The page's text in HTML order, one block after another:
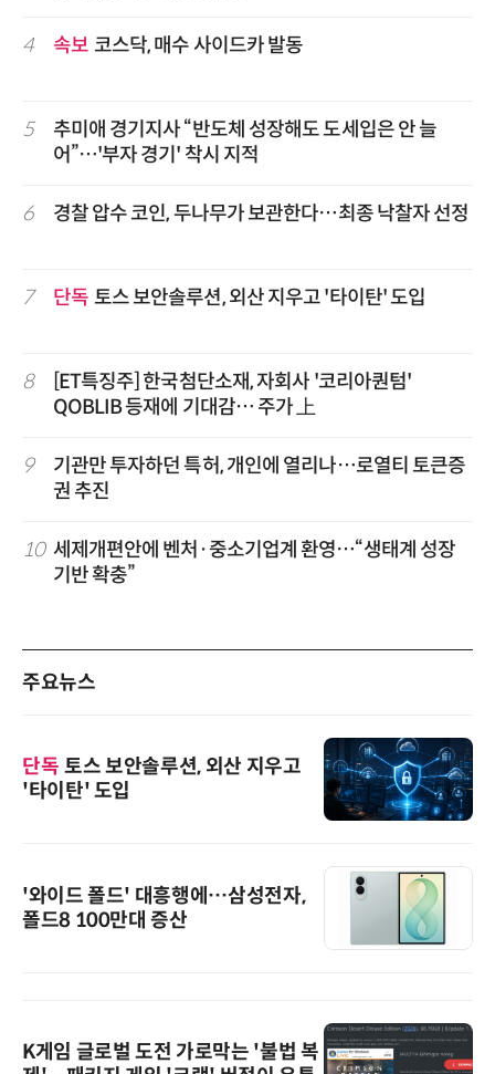
4 속보 코스닥, 매수 사이드카 발동
5
추미애 경기지사 “반도체 성장해도 도세입은 안 늘
어”…'부자 경기' 착시 지적
6 경찰 압수 코인, 두나무가 보관한다…최종 낙찰자 선정
7 단독 토스 보안솔루션, 외산 지우고 '타이탄' 도입
8
[ET특징주] 한국첨단소재, 자회사 '코리아퀀텀'
QOBLIB 등재에 기대감… 주가 上
9
기관만 투자하던 특허, 개인에 열리나…로열티 토큰증
권 추진
10 세제개편안에 벤처·중소기업계 환영…“생태계 성장
기반 확충”
주요뉴스
단독 토스 보안솔루션, 외산 지우고
'타이탄' 도입
'와이드 폴드' 대흥행에…삼성전자,
폴드8 100만대 증산
K게임 글로벌 도전 가로막는 '불법 복